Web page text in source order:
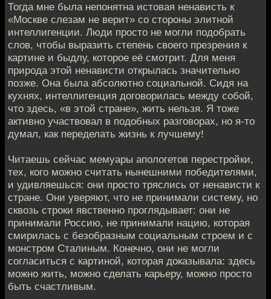
Тогда мне была непонятна истовая ненависть к
«Москве слезам не верит» со стороны элитной
интеллигенции. Люди просто не могли подобрать
слов, чтобы выразить степень своего презрения к
картине и быдлу, которое её смотрит. Для меня
природа этой ненависти открылась значительно
позже. Она была абсолютно социальной. Сидя на
кухнях, интеллигенция договорилась между собой,
что здесь, «в этой стране», жить нельзя. Я тоже
активно участвовал в подобных разговорах, но я-то
думал, как переделать жизнь к лучшему!
Читаешь сейчас мемуары апологетов перестройки,
тех, кого можно считать нынешними победителями,
и удивляешься: они просто тряслись от ненависти к
стране. Они уверяют, что не принимали систему, но
сквозь строки явственно проглядывает: они не
принимали Россию, не принимали нацию, которая
смирилась с безобразным социальным строем и с
монстром Сталиным. Конечно, они не могли
согласиться с картиной, которая доказывала: здесь
можно жить, можно сделать карьеру, можно просто
быть счастливым.